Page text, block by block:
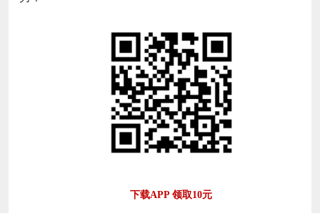
下载APP 领取10元